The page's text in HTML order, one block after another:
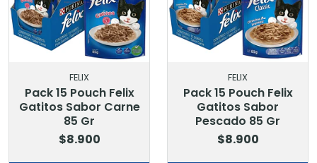
FELIX
Pack 15 Pouch Felix
Gatitos Sabor Carne
85 Gr
$8.900
FELIX
Pack 15 Pouch Felix
Gatitos Sabor
Pescado 85 Gr
$8.900